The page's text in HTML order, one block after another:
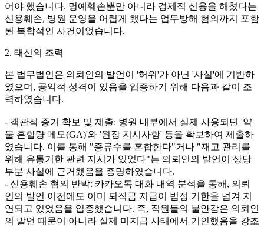
어야 했습니다. 명예훼손뿐만 아니라 경제적 신용을 해쳤다는
신용훼손, 병원 운영을 어렵게 했다는 업무방해 혐의까지 포함
된 복합적인 사건이었습니다.
2. 태신의 조력
본 법무법인은 의뢰인의 발언이 '허위'가 아닌 '사실'에 기반하
였으며, 공익적 성격이 있음을 입증하기 위해 다음과 같이 조
력하였습니다.
- 객관적 증거 확보 및 제출: 병원 내부에서 실제 사용되던 '약
물 혼합량 메모(GA)'와 '원장 지시사항' 등을 확보하여 제출하
였습니다. 이를 통해 "증류수를 혼합한다"거나 "재고 관리를
위해 유통기한 관련 지시가 있었다"는 의뢰인의 발언이 상당
부분 사실에 근거했음을 증명하였습니다.
- 신용훼손 혐의 반박: 카카오톡 대화 내역 분석을 통해, 의뢰
인의 발언 이전에도 이미 퇴직금 지급이 법정 기한을 넘겨 지
연되고 있었음을 입증했습니다. 즉, 직원들의 불안감은 의뢰인
의 발언 때문이 아니라 실제 미지급 사태에서 기인했음을 강조